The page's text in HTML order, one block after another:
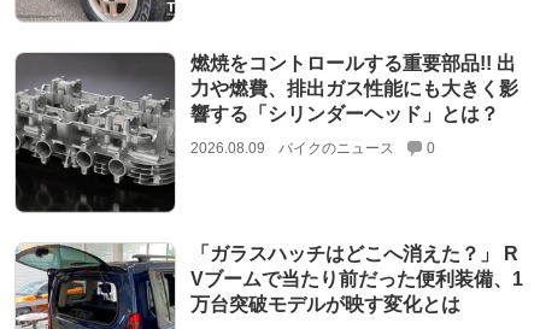
燃焼をコントロールする重要部品!! 出
力や燃費、排出ガス性能にも大きく影
響する「シリンダーヘッド」とは？
2026.08.09 バイクのニュース 0
「ガラスハッチはどこへ消えた？」 R
Vブームで当たり前だった便利装備、1
万台突破モデルが映す変化とは